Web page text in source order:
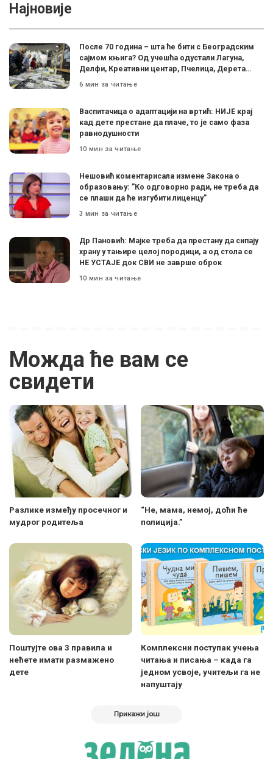
Најновије
После 70 година – шта ће бити с Београдским
сајмом књига? Од учешћа одустали Лагуна,
Делфи, Креативни центар, Пчелица, Дерета…
6 мин за читање
Васпитачица о адаптацији на вртић: НИЈЕ крај
кад дете престане да плаче, то је само фаза
равнодушности
10 мин за читање
Нешовић коментарисала измене Закона о
образовању: ”Ко одговорно ради, не треба да
се плаши да ће изгубити лиценцу”
3 мин за читање
Др Пановић: Мајке треба да престану да сипају
храну у тањире целој породици, а од стола се
НЕ УСТАЈЕ док СВИ не заврше оброк
10 мин за читање
Можда ће вам се
свидети
Разлике између просечног и
мудрог родитеља
“Не, мама, немој, доћи ће
полиција.”
Поштујте ова 3 правила и
нећете имати размажено
дете
Комплексни поступак учења
читања и писања – када га
једном усвоје, учитељи га не
напуштају
Прикажи још